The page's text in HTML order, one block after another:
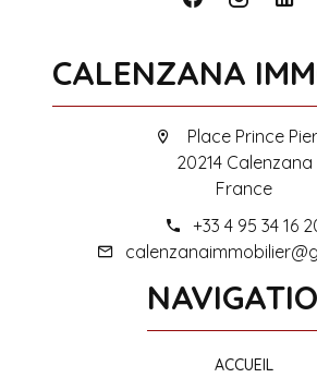
CALENZANA
Place Prince
20214 Calenzana
France
+33 4 95 34 16
ACCUEIL